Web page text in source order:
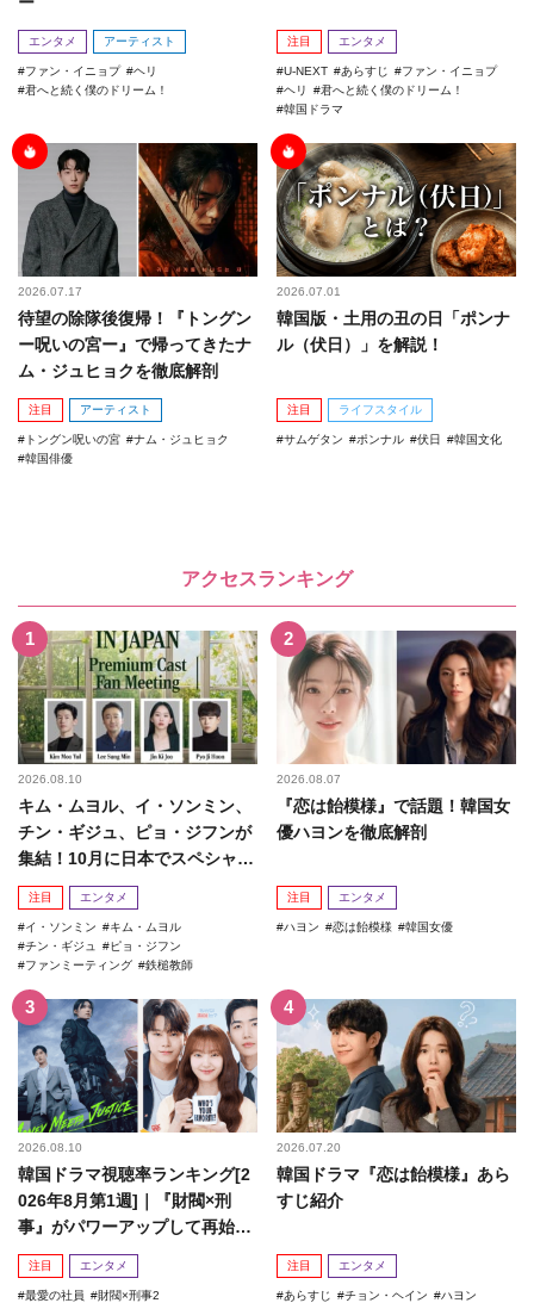
エンタメ アーティスト
ファン・イニョプ
ヘリ
君へと続く僕のドリーム！
注目 エンタメ
U-NEXT あらすじ
ファン・イニョプ
ヘリ
君へと続く僕のドリーム！
韓国ドラマ
2026.07.17
待望の除隊後復帰！『トングン
ー呪いの宮ー』で帰ってきたナ
ム・ジュヒョクを徹底解剖
注目 アーティスト
トングン呪いの宮
ナム・ジュヒョク
韓国俳優
2026.07.01
韓国版・土用の丑の日「ポンナ
ル（伏日）」を解説！
注目 ライフスタイル
サムゲタン ポンナル 伏日 韓国文化
アクセスランキング
2026.08.10
キム・ムヨル、イ・ソンミン、
チン・ギジュ、ピョ・ジフンが
集結！10月に日本でスペシャル
ファンミーティング開催決...
注目 エンタメ
イ・ソンミン
キム・ムヨル
チン・ギジュ
ピョ・ジフン
ファンミーティング
鉄槌教師
2026.08.07
『恋は飴模様』で話題！韓国女
優ハヨンを徹底解剖
注目 エンタメ
ハヨン 恋は飴模様 韓国女優
2026.08.10
韓国ドラマ視聴率ランキング[2
026年8月第1週]｜『財閥×刑
事』がパワーアップして再始
動！
注目 エンタメ
最愛の社員
財閥×刑事2
2026.07.20
韓国ドラマ『恋は飴模様』あら
すじ紹介
注目 エンタメ
あらすじ チョン・ヘイン
ハヨン